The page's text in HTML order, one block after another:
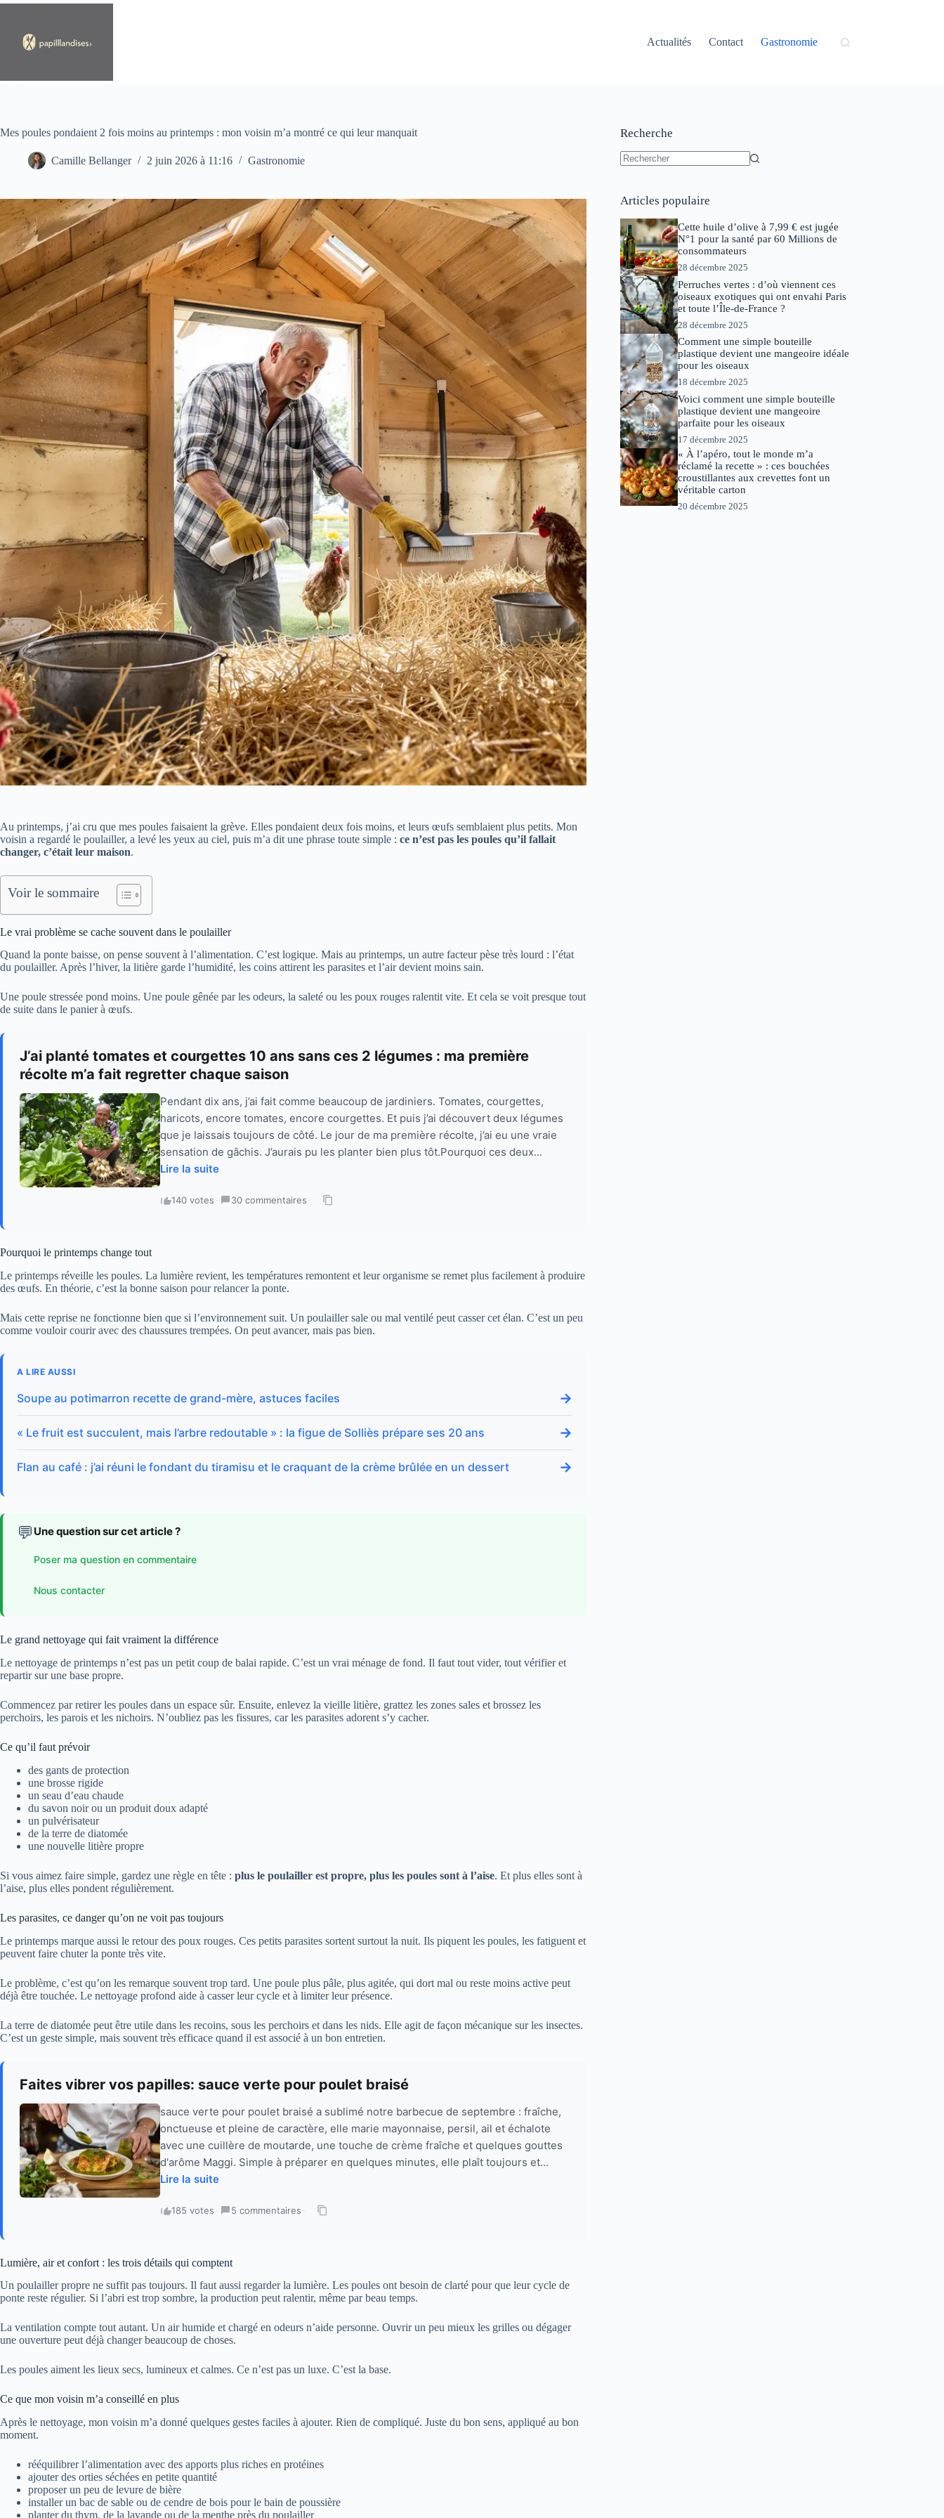
Passer
Actualités
Contact Gastronomie
Mes poules pondaient 2 fois moins au printemps : mon voisin m’a montré ce qui leur manquait
Camille Bellanger 2 juin 2026 à 11:16 Gastronomie
Au printemps, j’ai cru que mes poules faisaient la grève. Elles pondaient deux fois moins, et leurs œufs semblaient plus petits. Mon
voisin a regardé le poulailler, a levé les yeux au ciel, puis m’a dit une phrase toute simple : ce n’est pas les poules qu’il fallait
changer, c’était leur maison.
Voir le sommaire
Le vrai problème se cache souvent dans le poulailler
Quand la ponte baisse, on pense souvent à l’alimentation. C’est logique. Mais au printemps, un autre facteur pèse très lourd : l’état
du poulailler. Après l’hiver, la litière garde l’humidité, les coins attirent les parasites et l’air devient moins sain.
Une poule stressée pond moins. Une poule gênée par les odeurs, la saleté ou les poux rouges ralentit vite. Et cela se voit presque tout
de suite dans le panier à œufs.
J’ai planté tomates et courgettes 10 ans sans ces 2 légumes : ma première
récolte m’a fait regretter chaque saison
Pendant dix ans, j’ai fait comme beaucoup de jardiniers. Tomates, courgettes,
haricots, encore tomates, encore courgettes. Et puis j’ai découvert deux légumes
que je laissais toujours de côté. Le jour de ma première récolte, j’ai eu une vraie
sensation de gâchis. J’aurais pu les planter bien plus tôt.Pourquoi ces deux...
Lire la suite
140 votes · 30 commentaires ·
Pourquoi le printemps change tout
Le printemps réveille les poules. La lumière revient, les températures remontent et leur organisme se remet plus facilement à produire
des œufs. En théorie, c’est la bonne saison pour relancer la ponte.
Mais cette reprise ne fonctionne bien que si l’environnement suit. Un poulailler sale ou mal ventilé peut casser cet élan. C’est un peu
comme vouloir courir avec des chaussures trempées. On peut avancer, mais pas bien.
A LIRE AUSSI
Soupe au potimarron recette de grand-mère, astuces faciles →
« Le fruit est succulent, mais l’arbre redoutable » : la figue de Solliès prépare ses 20 ans →
Flan au café : j’ai réuni le fondant du tiramisu et le craquant de la crème brûlée en un dessert →
💬 Une question sur cet article ?
Poser ma question en commentaire
Nous contacter
Le grand nettoyage qui fait vraiment la différence
Le nettoyage de printemps n’est pas un petit coup de balai rapide. C’est un vrai ménage de fond. Il faut tout vider, tout vérifier et
repartir sur une base propre.
Commencez par retirer les poules dans un espace sûr. Ensuite, enlevez la vieille litière, grattez les zones sales et brossez les
perchoirs, les parois et les nichoirs. N’oubliez pas les fissures, car les parasites adorent s’y cacher.
Ce qu’il faut prévoir
des gants de protection
une brosse rigide
un seau d’eau chaude
du savon noir ou un produit doux adapté
un pulvérisateur
de la terre de diatomée
une nouvelle litière propre
Si vous aimez faire simple, gardez une règle en tête : plus le poulailler est propre, plus les poules sont à l’aise. Et plus elles sont à
l’aise, plus elles pondent régulièrement.
Les parasites, ce danger qu’on ne voit pas toujours
Le printemps marque aussi le retour des poux rouges. Ces petits parasites sortent surtout la nuit. Ils piquent les poules, les fatiguent et
peuvent faire chuter la ponte très vite.
Le problème, c’est qu’on les remarque souvent trop tard. Une poule plus pâle, plus agitée, qui dort mal ou reste moins active peut
déjà être touchée. Le nettoyage profond aide à casser leur cycle et à limiter leur présence.
La terre de diatomée peut être utile dans les recoins, sous les perchoirs et dans les nids. Elle agit de façon mécanique sur les insectes.
C’est un geste simple, mais souvent très efficace quand il est associé à un bon entretien.
Faites vibrer vos papilles: sauce verte pour poulet braisé
sauce verte pour poulet braisé a sublimé notre barbecue de septembre : fraîche,
onctueuse et pleine de caractère, elle marie mayonnaise, persil, ail et échalote
avec une cuillère de moutarde, une touche de crème fraîche et quelques gouttes
d'arôme Maggi. Simple à préparer en quelques minutes, elle plaît toujours et...
Lire la suite
185 votes · 5 commentaires ·
Lumière, air et confort : les trois détails qui comptent
Un poulailler propre ne suffit pas toujours. Il faut aussi regarder la lumière. Les poules ont besoin de clarté pour que leur cycle de
ponte reste régulier. Si l’abri est trop sombre, la production peut ralentir, même par beau temps.
La ventilation compte tout autant. Un air humide et chargé en odeurs n’aide personne. Ouvrir un peu mieux les grilles ou dégager
une ouverture peut déjà changer beaucoup de choses.
Les poules aiment les lieux secs, lumineux et calmes. Ce n’est pas un luxe. C’est la base.
Ce que mon voisin m’a conseillé en plus
Après le nettoyage, mon voisin m’a donné quelques gestes faciles à ajouter. Rien de compliqué. Juste du bon sens, appliqué au bon
moment.
rééquilibrer l’alimentation avec des apports plus riches en protéines
ajouter des orties séchées en petite quantité
proposer un peu de levure de bière
installer un bac de sable ou de cendre de bois pour le bain de poussière
planter du thym, de la lavande ou de la menthe près du poulailler
Recherche
Articles populaire
Cette huile d’olive à 7,99 € est jugée
N°1 pour la santé par 60 Millions de
consommateurs
28 décembre 2025
Perruches vertes : d’où viennent ces
oiseaux exotiques qui ont envahi Paris
et toute l’Île-de-France ?
28 décembre 2025
Comment une simple bouteille
plastique devient une mangeoire idéale
pour les oiseaux
18 décembre 2025
Voici comment une simple bouteille
plastique devient une mangeoire
parfaite pour les oiseaux
17 décembre 2025
« À l’apéro, tout le monde m’a
réclamé la recette » : ces bouchées
croustillantes aux crevettes font un
véritable carton
20 décembre 2025